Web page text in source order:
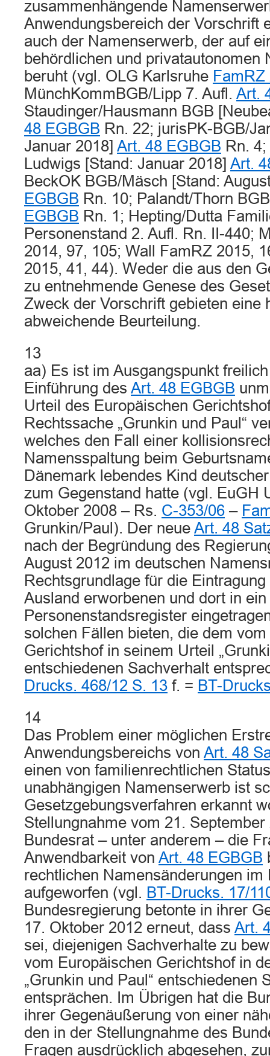
zusammenhängende
Anwendungsbereich der Vorschrift
auch der Namenserwerb, der auf
behördlichen und privatautonomen
beruht (vgl. OLG Karlsruhe FamRZ
MünchKommBGB/Lipp 7. Aufl. Art.
Staudinger/Hausmann BGB
48 EGBGB Rn. 22; jurisPK-BGB/
Januar 2018] Art. 48 EGBGB Rn.
Ludwigs [Stand: Januar 2018] Art.
BeckOK BGB/Mäsch [Stand:
EGBGB Rn. 10; Palandt/Thorn
EGBGB Rn. 1; Hepting/Dutta
Personenstand 2. Aufl. Rn. II-440;
2014, 97, 105; Wall FamRZ 2015,
2015, 41, 44). Weder die aus den
zu entnehmende Genese des
Zweck der Vorschrift gebieten eine
abweichende Beurteilung.
13
aa) Es ist im Ausgangspunkt
Einführung des Art. 48 EGBGB
Urteil des Europäischen
Rechtssache „Grunkin und Paul“
welches den Fall einer
Namensspaltung beim
Dänemark lebendes Kind
zum Gegenstand hatte (vgl. EuGH
Oktober 2008 – Rs. C-353/06 –
Grunkin/Paul). Der neue Art. 48
nach der Begründung des
August 2012 im deutschen
Rechtsgrundlage für die
Ausland erworbenen und dort in ein
Personenstandsregister
solchen Fällen bieten, die dem
Gerichtshof in seinem Urteil
entschiedenen Sachverhalt
Drucks. 468/12 S. 13 f. = BT-
14
Das Problem einer möglichen
Anwendungsbereichs von Art. 48
einen von familienrechtlichen
unabhängigen Namenserwerb ist
Gesetzgebungsverfahren erkannt
Stellungnahme vom 21. September
Bundesrat – unter anderem – die
Anwendbarkeit von Art. 48 EGBGB
rechtlichen Namensänderungen im
aufgeworfen (vgl. BT-Drucks. 17/
Bundesregierung betonte in ihrer
17. Oktober 2012 erneut, dass Art.
sei, diejenigen Sachverhalte zu
vom Europäischen Gerichtshof in
„Grunkin und Paul“ entschiedenen
entsprächen. Im Übrigen hat die
ihrer Gegenäußerung von einer
den in der Stellungnahme des
Fragen ausdrücklich abgesehen,